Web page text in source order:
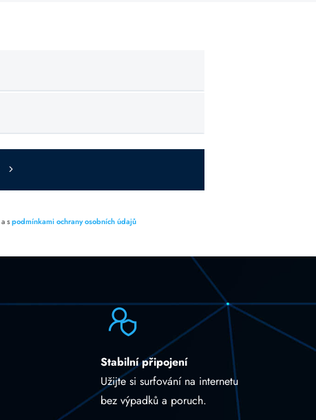
a spodmínkami ochrany osobních údajů
Stabilní připojení
Užijte si surfování na internetu
bez výpadků a poruch.